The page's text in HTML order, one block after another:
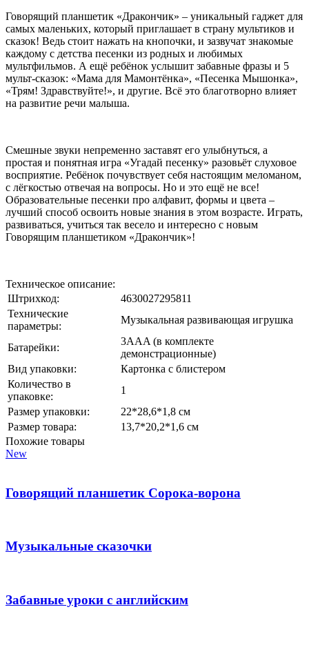
Говорящий планшетик «Дракончик» – уникальный гаджет для
самых маленьких, который приглашает в страну мультиков и
сказок! Ведь стоит нажать на кнопочки, и зазвучат знакомые
каждому с детства песенки из родных и любимых
мультфильмов. А ещё ребёнок услышит забавные фразы и 5
мульт-сказок: «Мама для Мамонтёнка», «Песенка Мышонка»,
«Трям! Здравствуйте!», и другие. Всё это благотворно влияет
на развитие речи малыша.
Смешные звуки непременно заставят его улыбнуться, а
простая и понятная игра «Угадай песенку» разовьёт слуховое
восприятие. Ребёнок почувствует себя настоящим меломаном,
с лёгкостью отвечая на вопросы. Но и это ещё не все!
Образовательные песенки про алфавит, формы и цвета –
лучший способ освоить новые знания в этом возрасте. Играть,
развиваться, учиться так весело и интересно с новым
Говорящим планшетиком «Дракончик»!
Техническое описание:
Штрихкод:
4630027295811
Технические
параметры:
Музыкальная развивающая игрушка
Батарейки:
3AAA (в комплекте
демонстрационные)
Вид упаковки:
Картонка с блистером
Количество в
упаковке:
1
Размер упаковки:
22*28,6*1,8 см
Размер товара:
13,7*20,2*1,6 см
Похожие товары
New
Говорящий планшетик Сорока-ворона
Музыкальные сказочки
Забавные уроки с английским